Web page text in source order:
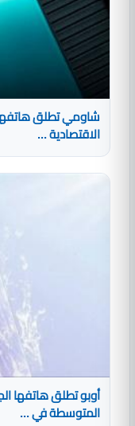
الاقتصادية ...
المتوسطة في ...